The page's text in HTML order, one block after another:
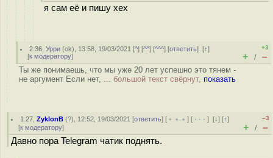
я сам её и пишу хех
2.36 ,Урри (ok), 13:58, 19/03/2021 [^] [^^] [^^^] [ответить][↑]
[к модератору]
+3
+ / –
Ты же понимаешь, что мы уже 20 лет успешно это тянем -
не аргумент Если нет, ... большой текст свёрнут, показать
1.27 ,ZyklonB (?), 12:52, 19/03/2021 [ответить] [ ﹢﹢﹢] [ · · ·][↓] [↑]
[к модератору]
–3
+ / –
Давно пора Telegram чатик поднять.